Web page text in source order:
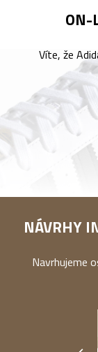
ON-
Víte, že
NÁVRHY
Navrhujeme